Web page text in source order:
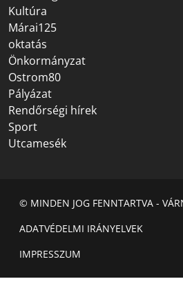
Kultúra
Márai125
oktatás
Önkormányzat
Ostrom80
Pályázat
Rendőrségi hírek
Sport
Utcamesék
© MINDEN JOG FENNTARTVA -
ADATVÉDELMI IRÁNYELVEK
IMPRESSZUM